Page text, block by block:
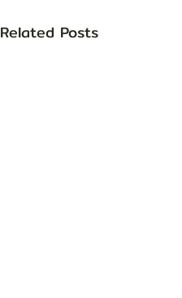
Related Posts